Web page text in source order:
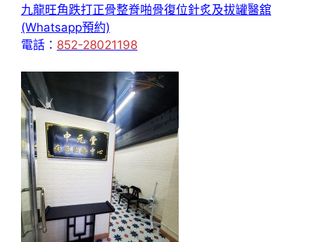
九龍旺角跌打正骨整脊啪骨復位針炙及拔罐醫舘
(Whatsapp預約)
電話： 852-28021198